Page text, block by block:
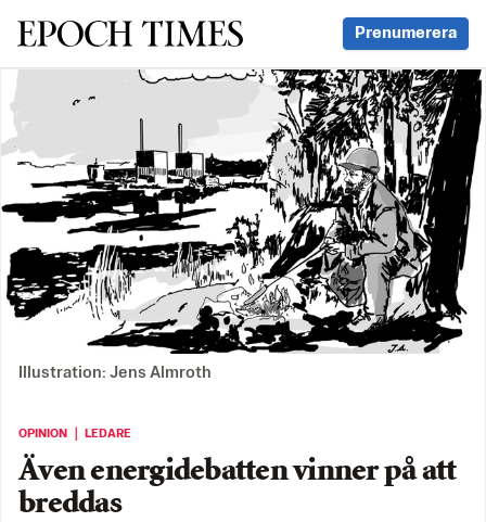
Svenska Epoch Times Prenumerera
Illustration: Jens Almroth
OPINION ｜ LEDARE
Även energidebatten vinner på att
breddas